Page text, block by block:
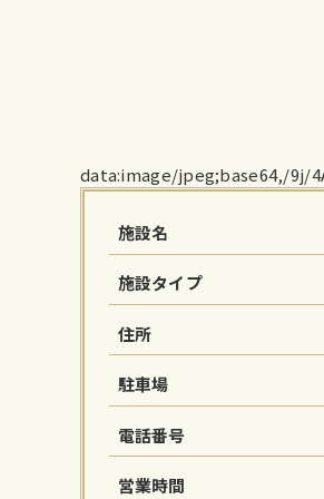
施設名
施設タイプ
住所
駐車場
電話番号
営業時間